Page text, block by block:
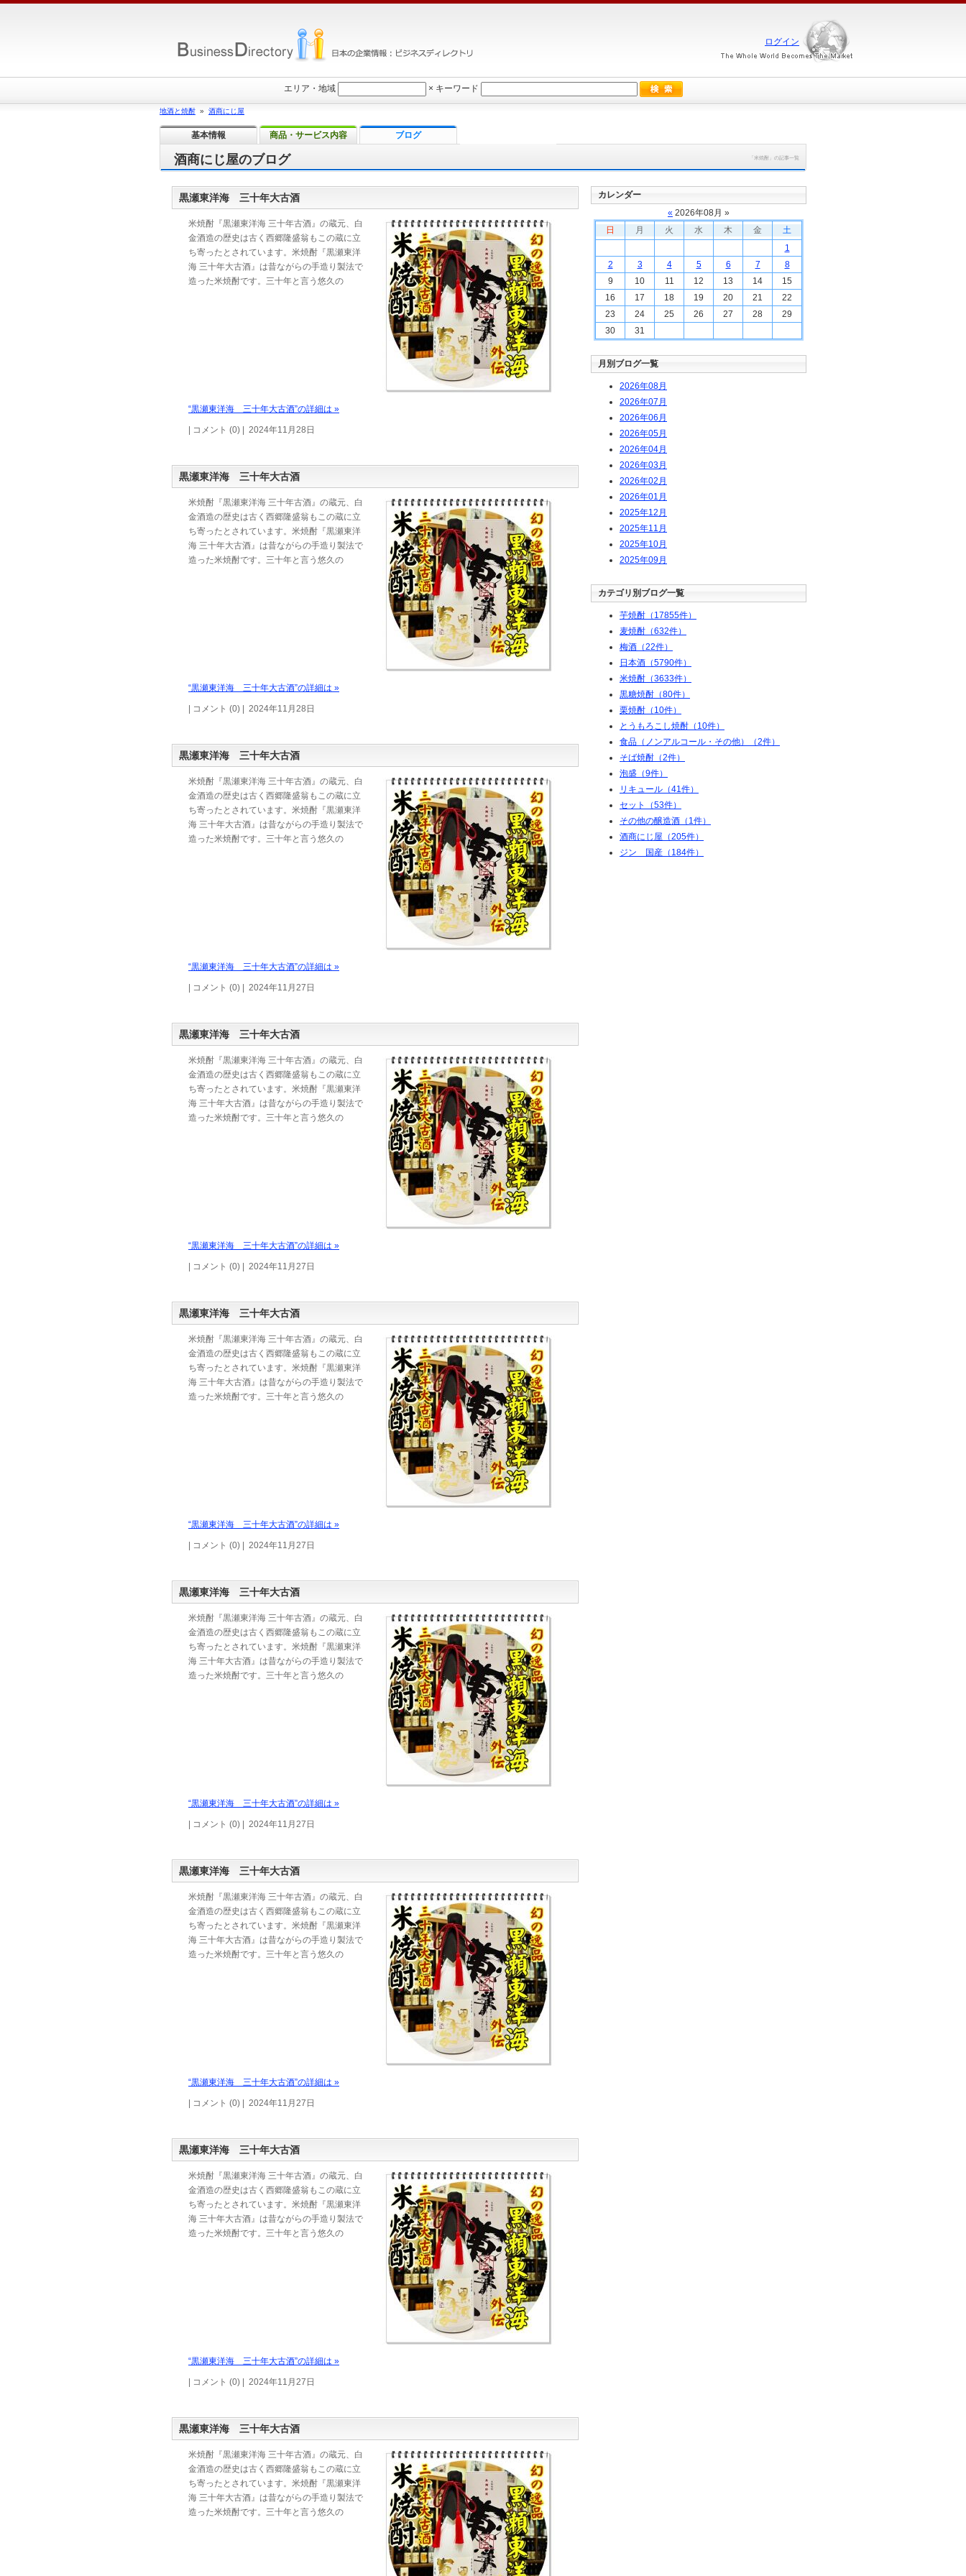
「米焼酎」の記事一覧
酒商にじ屋のブログ
黒瀬東洋海 三十年大古酒
米焼酎『黒瀬東洋海 三十年古酒』の蔵元、白
金酒造の歴史は古く西郷隆盛翁もこの蔵に立
ち寄ったとされています。米焼酎『黒瀬東洋
海 三十年大古酒』は昔ながらの手造り製法で
造った米焼酎です。三十年と言う悠久の
“黒瀬東洋海 三十年大古酒”の詳細は »
| コメント (0) | 2024年11月28日
黒瀬東洋海 三十年大古酒
米焼酎『黒瀬東洋海 三十年古酒』の蔵元、白
金酒造の歴史は古く西郷隆盛翁もこの蔵に立
ち寄ったとされています。米焼酎『黒瀬東洋
海 三十年大古酒』は昔ながらの手造り製法で
造った米焼酎です。三十年と言う悠久の
“黒瀬東洋海 三十年大古酒”の詳細は »
| コメント (0) | 2024年11月28日
黒瀬東洋海 三十年大古酒
米焼酎『黒瀬東洋海 三十年古酒』の蔵元、白
金酒造の歴史は古く西郷隆盛翁もこの蔵に立
ち寄ったとされています。米焼酎『黒瀬東洋
海 三十年大古酒』は昔ながらの手造り製法で
造った米焼酎です。三十年と言う悠久の
“黒瀬東洋海 三十年大古酒”の詳細は »
| コメント (0) | 2024年11月27日
黒瀬東洋海 三十年大古酒
米焼酎『黒瀬東洋海 三十年古酒』の蔵元、白
金酒造の歴史は古く西郷隆盛翁もこの蔵に立
ち寄ったとされています。米焼酎『黒瀬東洋
海 三十年大古酒』は昔ながらの手造り製法で
造った米焼酎です。三十年と言う悠久の
“黒瀬東洋海 三十年大古酒”の詳細は »
| コメント (0) | 2024年11月27日
黒瀬東洋海 三十年大古酒
米焼酎『黒瀬東洋海 三十年古酒』の蔵元、白
金酒造の歴史は古く西郷隆盛翁もこの蔵に立
ち寄ったとされています。米焼酎『黒瀬東洋
海 三十年大古酒』は昔ながらの手造り製法で
造った米焼酎です。三十年と言う悠久の
“黒瀬東洋海 三十年大古酒”の詳細は »
| コメント (0) | 2024年11月27日
黒瀬東洋海 三十年大古酒
米焼酎『黒瀬東洋海 三十年古酒』の蔵元、白
金酒造の歴史は古く西郷隆盛翁もこの蔵に立
ち寄ったとされています。米焼酎『黒瀬東洋
海 三十年大古酒』は昔ながらの手造り製法で
造った米焼酎です。三十年と言う悠久の
“黒瀬東洋海 三十年大古酒”の詳細は »
| コメント (0) | 2024年11月27日
黒瀬東洋海 三十年大古酒
米焼酎『黒瀬東洋海 三十年古酒』の蔵元、白
金酒造の歴史は古く西郷隆盛翁もこの蔵に立
ち寄ったとされています。米焼酎『黒瀬東洋
海 三十年大古酒』は昔ながらの手造り製法で
造った米焼酎です。三十年と言う悠久の
“黒瀬東洋海 三十年大古酒”の詳細は »
| コメント (0) | 2024年11月27日
黒瀬東洋海 三十年大古酒
米焼酎『黒瀬東洋海 三十年古酒』の蔵元、白
金酒造の歴史は古く西郷隆盛翁もこの蔵に立
ち寄ったとされています。米焼酎『黒瀬東洋
海 三十年大古酒』は昔ながらの手造り製法で
造った米焼酎です。三十年と言う悠久の
“黒瀬東洋海 三十年大古酒”の詳細は »
| コメント (0) | 2024年11月27日
黒瀬東洋海 三十年大古酒
米焼酎『黒瀬東洋海 三十年古酒』の蔵元、白
金酒造の歴史は古く西郷隆盛翁もこの蔵に立
ち寄ったとされています。米焼酎『黒瀬東洋
海 三十年大古酒』は昔ながらの手造り製法で
造った米焼酎です。三十年と言う悠久の
カレンダー
« 2026年08月 »
日
月 火 水 木 金
土
1
2
3 4 5 6 7
8
9
10 11 12 13 14
15
16
17 18 19 20 21
22
23
24 25 26 27 28
29
30
31
月別ブログ一覧
2026年08月
2026年07 月
2026年06 月
2026年05月
2026年04月
2026年03月
2026年02 月
2026年01 月
2025年12 月
2025年11 月
2025年10月
2025年09月
カテゴリ別ブログ一覧
芋焼酎（17855件）
麦焼酎（632件）
梅酒（22件）
日本酒（5790件）
米焼酎（3633件）
黒糖焼酎（80件）
栗焼酎（10件）
とうもろこし焼酎（10件）
食品（ノンアルコール・その他）（2件）
そば焼酎（2件）
泡盛（9件）
リキュール（41件）
セット（53件）
その他の醸造酒（1件）
酒商にじ屋（205件）
ジン 国産（184件）
ログイン
エリア・地域 × キーワード
地酒と焼酎 » 酒商にじ屋
基本情報 商品・サービス内容 ブログ